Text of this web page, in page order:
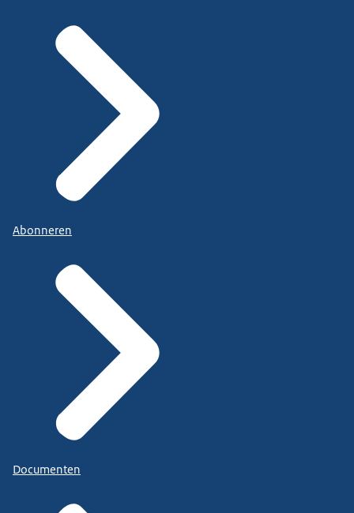
Abonneren
Documenten